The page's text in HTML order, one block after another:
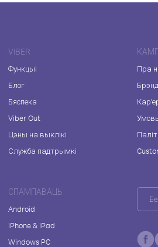
VIBER
Функцыі
Блог
Бяспека
Viber Out
Цэны на выклікі
Служба падтрымкі
Пра
СПАМПАВАЦЬ
Android
iPhone & iPad
Windows PC